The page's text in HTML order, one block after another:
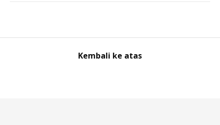
Kembali ke atas